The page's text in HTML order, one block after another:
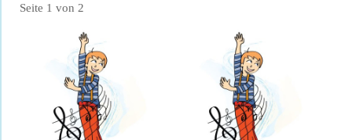
Seite 1 von 2